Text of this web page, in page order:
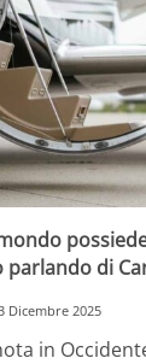
parlando di
Dicembre 2025
in